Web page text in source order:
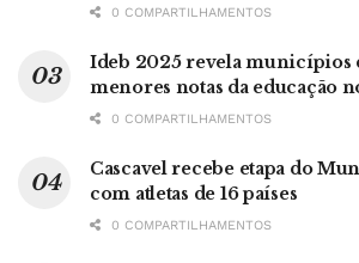
0 COMPARTILHAMENTOS
Ideb 2025 revela municípios
menores notas da educação
0 COMPARTILHAMENTOS
Cascavel recebe etapa do
com atletas de 16 países
0 COMPARTILHAMENTOS